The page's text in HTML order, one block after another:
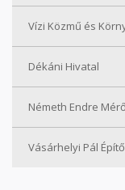
Vízi Közmű és
Dékáni Hivatal
Németh Endre
Vásárhelyi Pál